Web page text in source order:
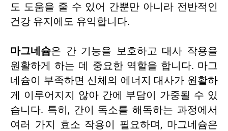
도 도움을 줄 수 있어 간뿐만 아니라 전반적인
건강 유지에도 유익합니다.
마그네슘은 간 기능을 보호하고 대사 작용을
원활하게 하는 데 중요한 역할을 합니다. 마그
네슘이 부족하면 신체의 에너지 대사가 원활하
게 이루어지지 않아 간에 부담이 가중될 수 있
습니다. 특히, 간이 독소를 해독하는 과정에서
여러 가지 효소 작용이 필요하며, 마그네슘은